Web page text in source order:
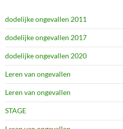
dodelijke ongevallen 2011
dodelijke ongevallen 2017
dodelijke ongevallen 2020
Leren van ongevallen
Leren van ongevallen
STAGE